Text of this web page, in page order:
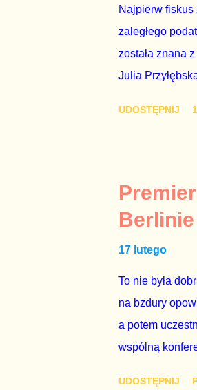
Najpierw fiskus
zaległego
została znana
Julia
z TVP i TVN
Kaczyńskiego.
UDOSTĘPNIJ
17 lutego
To nie była
na bzdury
a potem
wspólną
UDOSTĘPNIJ